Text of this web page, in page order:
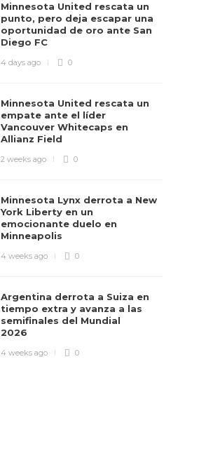
Minnesota United rescata un
punto, pero deja escapar una
oportunidad de oro ante San
Diego FC
4 days ago 0
Minnesota United rescata un
empate ante el líder
Vancouver Whitecaps en
Allianz Field
2 weeks ago 0
Minnesota Lynx derrota a New
York Liberty en un
emocionante duelo en
Minneapolis
4 weeks ago 0
Argentina derrota a Suiza en
tiempo extra y avanza a las
semifinales del Mundial
2026
4 weeks ago 0